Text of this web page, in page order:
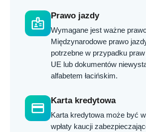
badge
Prawo jazdy
Wymagane jest ważne
Międzynarodowe prawo
potrzebne w przypadku
UE lub dokumentów
alfabetem łacińskim.
credit_card
Karta kredytowa
Karta kredytowa może być
wpłaty kaucji